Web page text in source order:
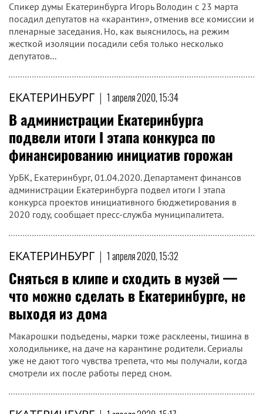
Спикер думы Екатеринбурга Игорь Володин с 23 марта
посадил депутатов на «карантин», отменив все комиссии и
пленарные заседания. Но, как выяснилось, на режим
жесткой изоляции посадили себя только несколько
депутатов...
ЕКАТЕРИНБУРГ | 1 апреля 2020, 15:34
В администрации Екатеринбурга
подвели итоги I этапа конкурса по
финансированию инициатив горожан
УрБК, Екатеринбург, 01.04.2020. Департамент финансов
администрации Екатеринбурга подвел итоги I этапа
конкурса проектов инициативного бюджетирования в
2020 году, сообщает пресс-служба муниципалитета.
ЕКАТЕРИНБУРГ | 1 апреля 2020, 15:32
Сняться в клипе и сходить в музей —
что можно сделать в Екатеринбурге, не
выходя из дома
Макарошки подъедены, марки тоже расклеены, тишина в
холодильнике, на даче на карантине родители. Сериалы
уже не дают того чувства трепета, что мы получали, когда
смотрели их после работы перед сном.